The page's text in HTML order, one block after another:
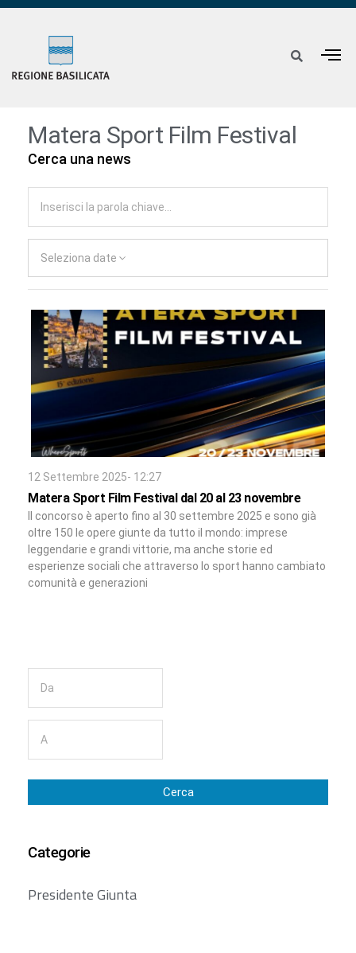
Matera Sport Film Festival
Cerca una news
Seleziona date
12 Settembre 2025- 12:27
Matera Sport Film Festival dal 20 al 23 novembre
Il concorso è aperto fino al 30 settembre 2025 e sono già
oltre 150 le opere giunte da tutto il mondo: imprese
leggendarie e grandi vittorie, ma anche storie ed
esperienze sociali che attraverso lo sport hanno cambiato
comunità e generazioni
Cerca
Categorie
Presidente Giunta